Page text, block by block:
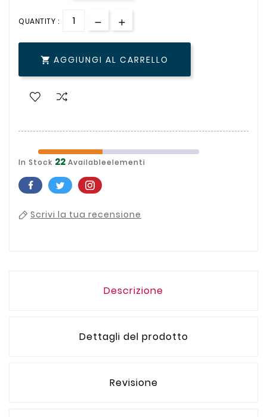
QUANTITY :
 AGGIUNGI AL CARRELLO
In Stock 22 Availableelementi
Scrivi la tua recensione
Descrizione
Dettagli del prodotto
Revisione